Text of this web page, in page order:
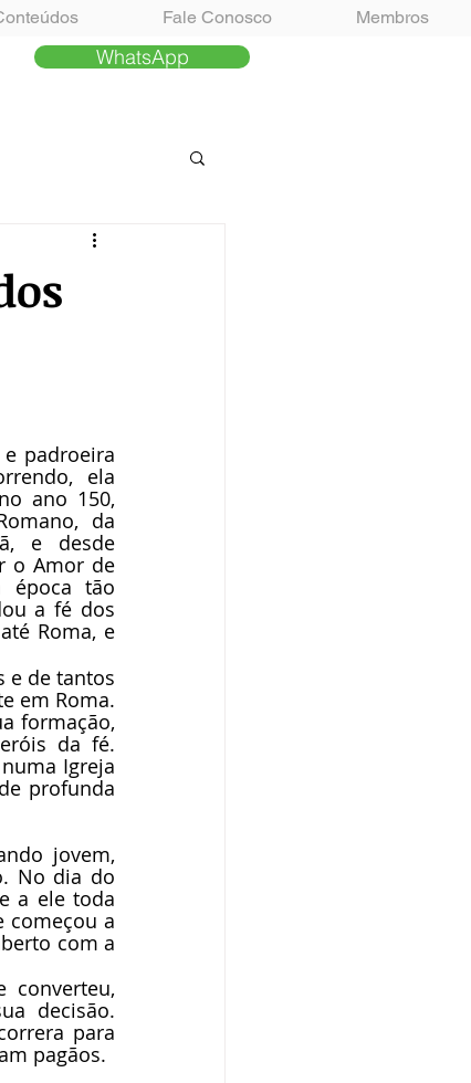
Fale Conosco Membros
WhatsApp
e padroeira
ela
ano 150,
da
e desde
o Amor de
época tão
a fé dos
Roma, e
e de tantos
em Roma.
formação,
da fé.
Igreja
profunda
jovem,
No dia do
a ele toda
começou a
com a
converteu,
decisão.
para
pagãos.